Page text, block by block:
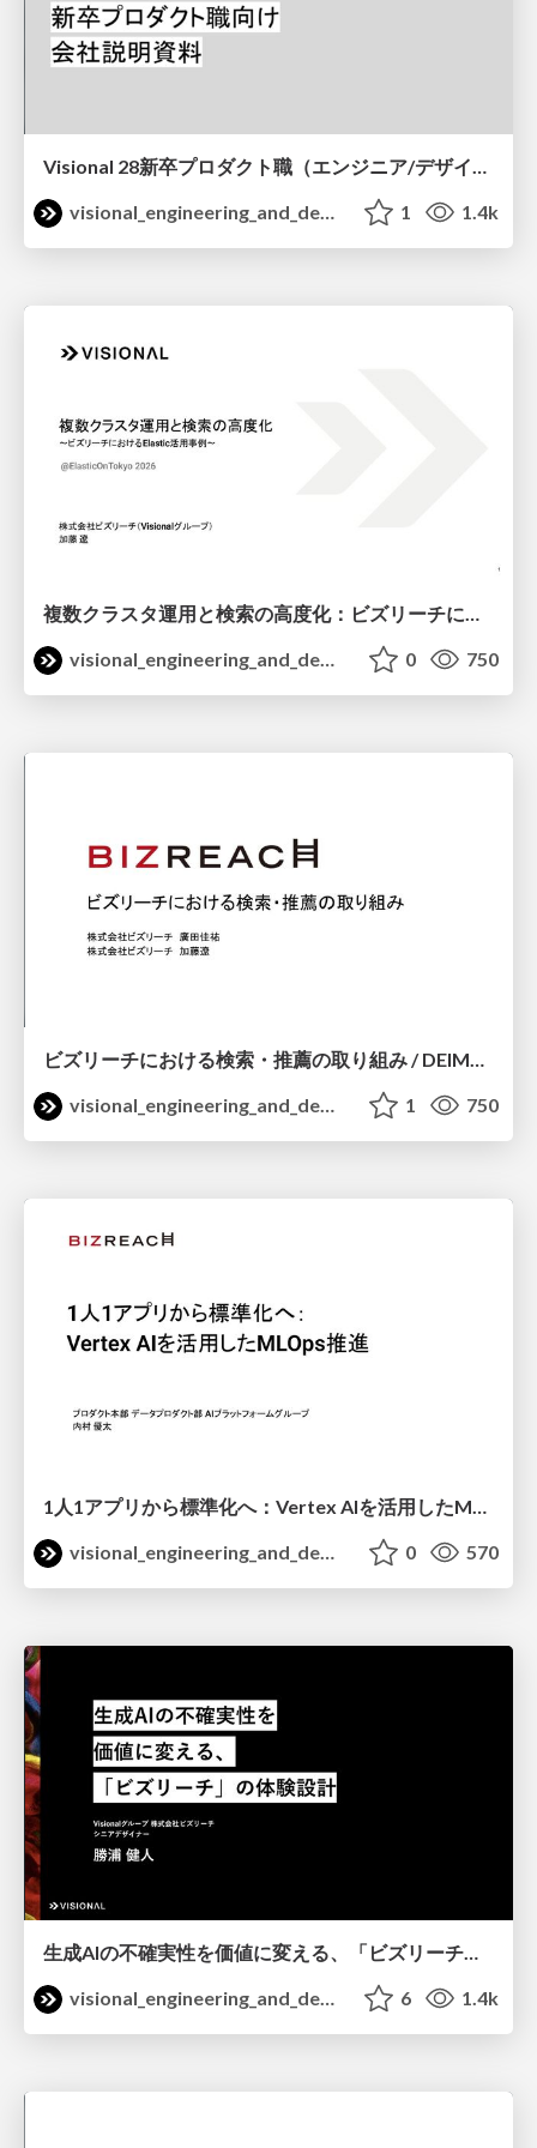
Visional 28新卒プロダクト職（エンジニア/デザイナー）向け 会社説明資料 / Visional Company Briefing for Newgrads 28
visional_engineering_and_design
1 1.4k
複数クラスタ運用と検索の高度化：ビズリーチにおけるElastic活用事例 / ElasticON Tokyo2026
visional_engineering_and_design
0 750
ビズリーチにおける検索・推薦の取り組み / DEIM2026
visional_engineering_and_design
1 750
visional_engineering_and_design
0 570
生成AIの不確実性を価値に変える、「ビズリーチ」の体験設計 / KNOTS2026
visional_engineering_and_design
6 1.4k